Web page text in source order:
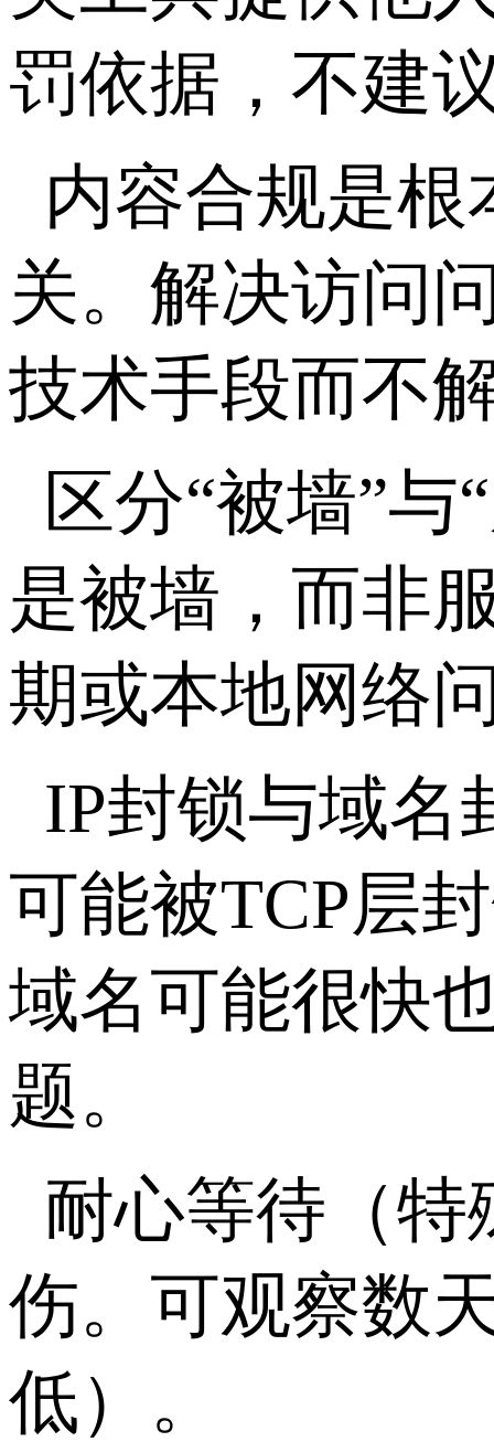
罚依据，不建
内容合规是
关。解决访问
技术手段而不
区分“被墙”
是被墙，而非
期或本地网络
IP封锁与域名
可能被TCP层
域名可能很快
题。
耐心等待（
伤。可观察数
低）。